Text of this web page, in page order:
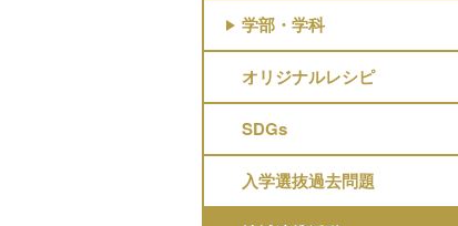
学部・学科
オリジナルレシピ
SDGs
入学選抜過去問題